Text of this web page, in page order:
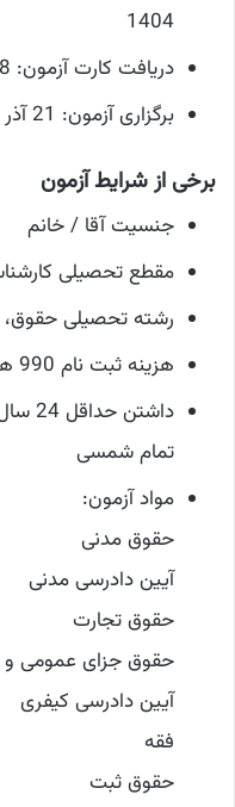
1404
دریافت کارت آزمون: 18 آذر 1404
برگزاری آزمون: 21 آذر 1404
برخی از شرایط آزمون
جنسیت آقا / خانم
مقطع تحصیلی
رشته تحصیلی حقوق،
هزینه ثبت نام 990 هزار تومان
تمام شمسی
مواد آزمون:
حقوق مدنی
آیین دادرسی مدنی
حقوق تجارت
حقوق جزای عمومی
آیین دادرسی کیفری
فقه
حقوق ثبت